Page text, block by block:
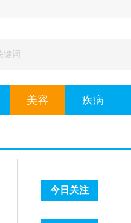
美容 疾病
今日关注